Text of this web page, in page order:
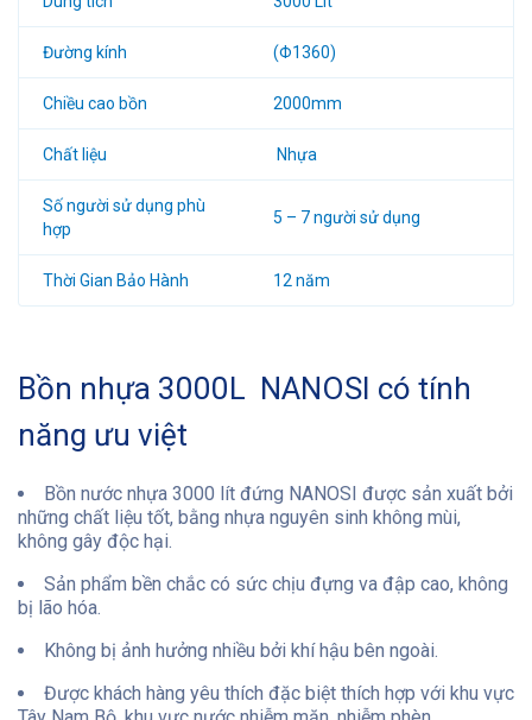
Đường kính (Φ1360)
Chiều cao bồn 2000mm
Chất liệu Nhựa
Số người sử dụng phù
hợp
5 – 7 người sử dụng
Thời Gian Bảo Hành 12 năm
Bồn nhựa 3000L NANOSI có tính
năng ưu việt
Bồn nước nhựa 3000 lít đứng NANOSI được sản xuất bởi
những chất liệu tốt, bằng nhựa nguyên sinh không mùi,
không gây độc hại.
Sản phẩm bền chắc có sức chịu đựng va đập cao, không
bị lão hóa.
Không bị ảnh hưởng nhiều bởi khí hậu bên ngoài.
Được khách hàng yêu thích đặc biệt thích hợp với khu vực